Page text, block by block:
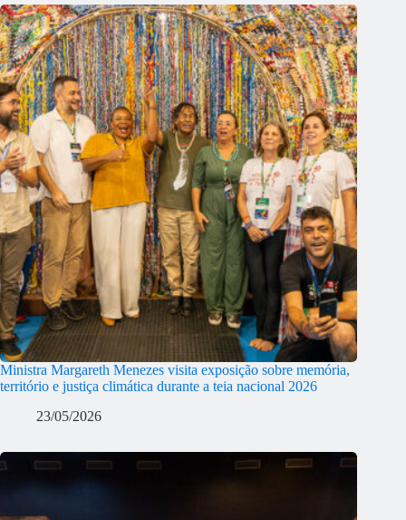
Ministra Margareth Menezes visita exposição sobre memória,
território e justiça climática durante a teia nacional 2026
23/05/2026